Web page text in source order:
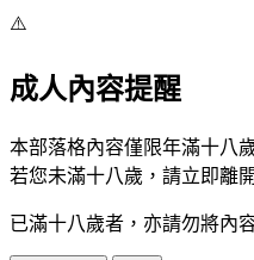
⚠️
成人內容提醒
本部落格內容僅限年滿十八
若您未滿十八歲，請立即離
已滿十八歲者，亦請勿將內